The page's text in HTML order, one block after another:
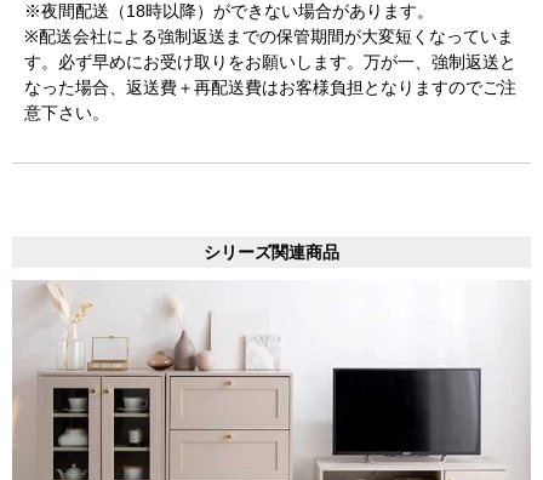
※夜間配送（18時以降）ができない場合があります。
※配送会社による強制返送までの保管期間が大変短くなっていま
す。必ず早めにお受け取りをお願いします。万が一、強制返送と
なった場合、返送費＋再配送費はお客様負担となりますのでご注
意下さい。
シリーズ関連商品